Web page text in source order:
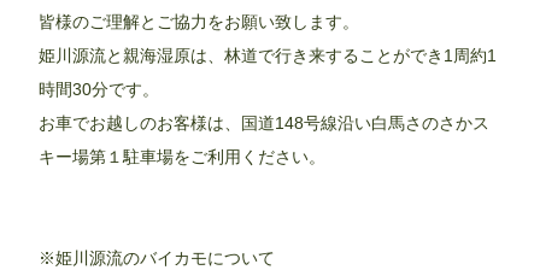
皆様のご理解とご協力をお願い致します。
姫川源流と親海湿原は、林道で行き来することができ1周約1
時間30分です。
お車でお越しのお客様は、国道148号線沿い白馬さのさかス
キー場第１駐車場をご利用ください。
※姫川源流のバイカモについて